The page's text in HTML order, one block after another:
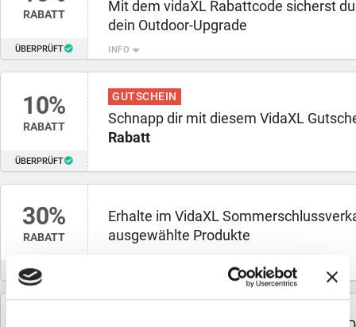
RABATT
ÜBERPRÜFT
Mit dem vidaXL Rabattcode sicherst
dein Outdoor-Upgrade
INFO
10%
RABATT
ÜBERPRÜFT
Schnapp dir mit diesem VidaXL
Rabatt
GUTSCHEIN
30%
RABATT
ÜBERPRÜFT
Erhalte im VidaXL
ausgewählte Produkte